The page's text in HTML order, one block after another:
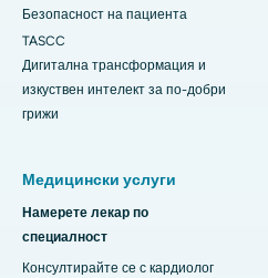
Безопасност на пациента
TASCC
Дигитална трансформация и
изкуствен интелект за по-добри
грижи
Медицински услуги
Намерете лекар по
специалност
Консултирайте се с кардиолог